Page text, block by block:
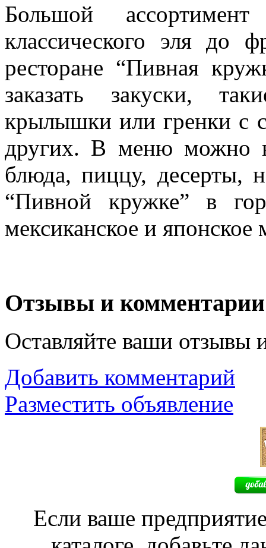
Большой
классического эля до
ресторане “Пивная
заказать закуски,
крылышки или гренки с
других. В меню можно
блюда, пиццу, десерты,
“Пивной кружке” в
мексиканское и
Отзывы и комментарии
Оставляйте ваши отзывы
Добавить комментарий
Разместить объявление
Если ваше